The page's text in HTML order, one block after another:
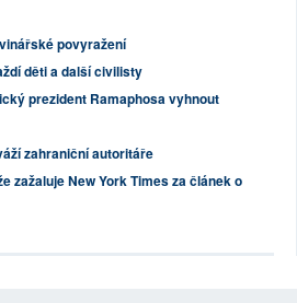
povyražení
děti a další civilisty
prezident Ramaphosa vyhnout
zahraniční autoritáře
zažaluje New York Times za článek o